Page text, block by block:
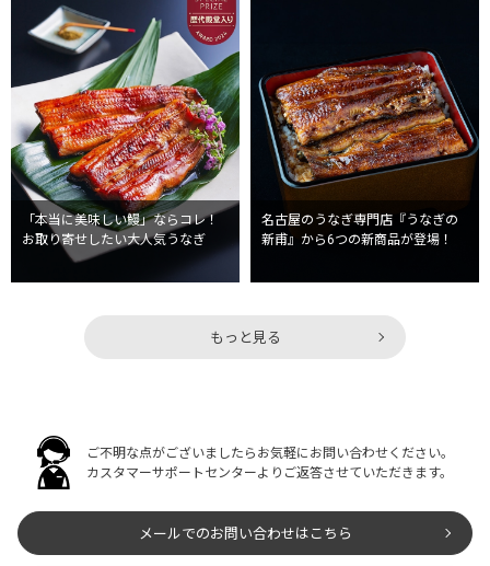
「本当に美味しい鰻」ならコレ！
お取り寄せしたい大人気うなぎ
名古屋のうなぎ専門店『うなぎの
新甫』から6つの新商品が登場！
もっと見る
ご不明な点がございましたらお気軽にお問い合わせください。
カスタマーサポートセンターよりご返答させていただきます。
メールでのお問い合わせはこちら